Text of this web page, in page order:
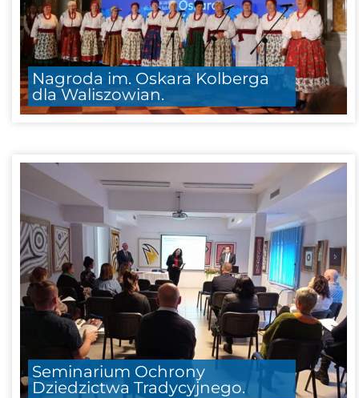
Nagroda im. Oskara Kolberga
dla Waliszowian.
Seminarium Ochrony
Dziedzictwa Tradycyjnego.